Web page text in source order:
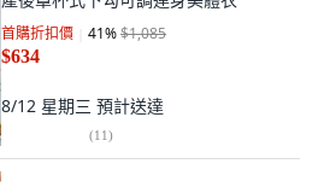
首購折扣價 41%$1,085
$634
8/12 星期三 預計送達
(11)